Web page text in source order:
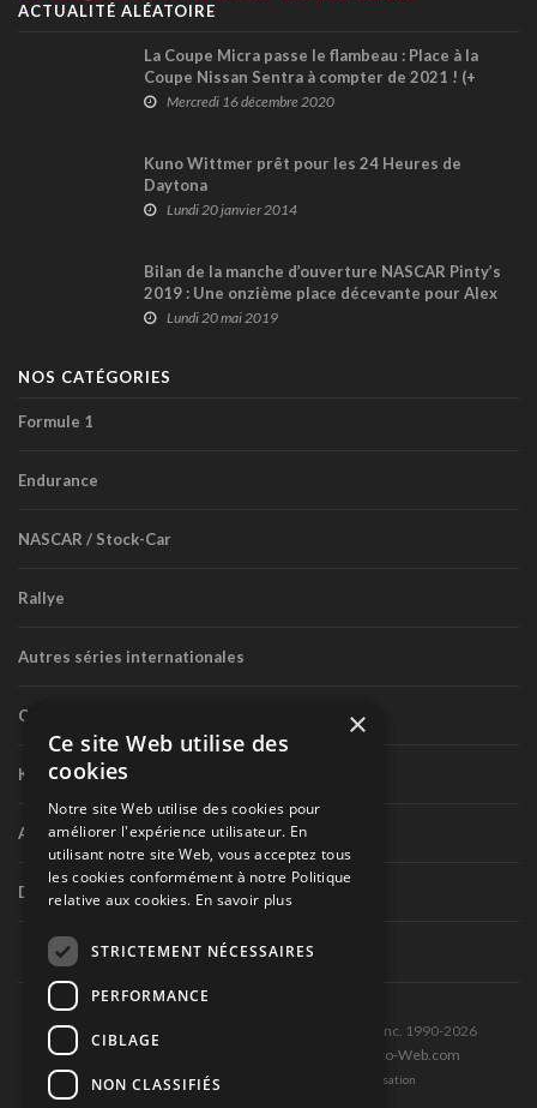
ACTUALITÉ ALÉATOIRE
La Coupe Micra passe le flambeau : Place à la
Coupe Nissan Sentra à compter de 2021 ! (+
vidéo)Mercredi 16 décembre 2020
Kuno Wittmer prêt pour les 24 Heures de
Daytona
Lundi 20 janvier 2014
Bilan de la manche d’ouverture NASCAR Pinty’s
2019 : Une onzième place décevante pour Alex
Tagliani
Lundi 20 mai 2019
NOS CATÉGORIES
Formule 1
Endurance
NASCAR / Stock-Car
Rallye
Autres séries internationales
Circuit routier canadien
Karting
Autres séries nationales
Divers
Tous droits réservés © Les Éditions Pole-Position inc. 1990-2026
Ce site est produit et hébergé par Montréal-Photo-Web.com
Politique de confidentialité et Conditions d’utilisation
×
Ce site Web utilise des
cookies
Notre site Web utilise des cookies pour
améliorer l'expérience utilisateur. En
utilisant notre site Web, vous acceptez tous
les cookies conformément à notre Politique
relative aux cookies. En savoir plus
STRICTEMENT NÉCESSAIRES
PERFORMANCE
CIBLAGE
NON CLASSIFIÉS